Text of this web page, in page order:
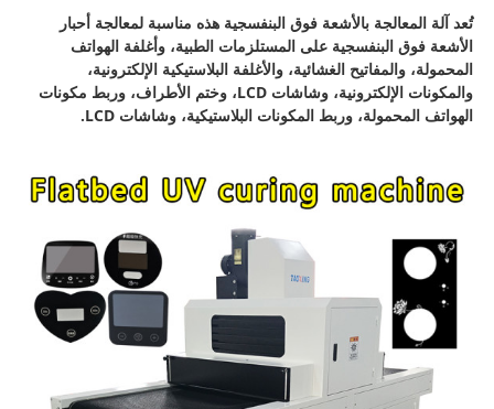
تُعد آلة المعالجة بالأشعة فوق البنفسجية هذه مناسبة لمعالجة أحبار
الأشعة فوق البنفسجية على المستلزمات الطبية، وأغلفة الهواتف
المحمولة، والمفاتيح الغشائية، والأغلفة البلاستيكية الإلكترونية،
والمكونات الإلكترونية، وشاشات LCD، وختم الأطراف، وربط مكونات
الهواتف المحمولة، وربط المكونات البلاستيكية، وشاشات LCD.